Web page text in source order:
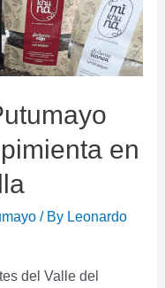
en
/ By Leonardo
del Valle del